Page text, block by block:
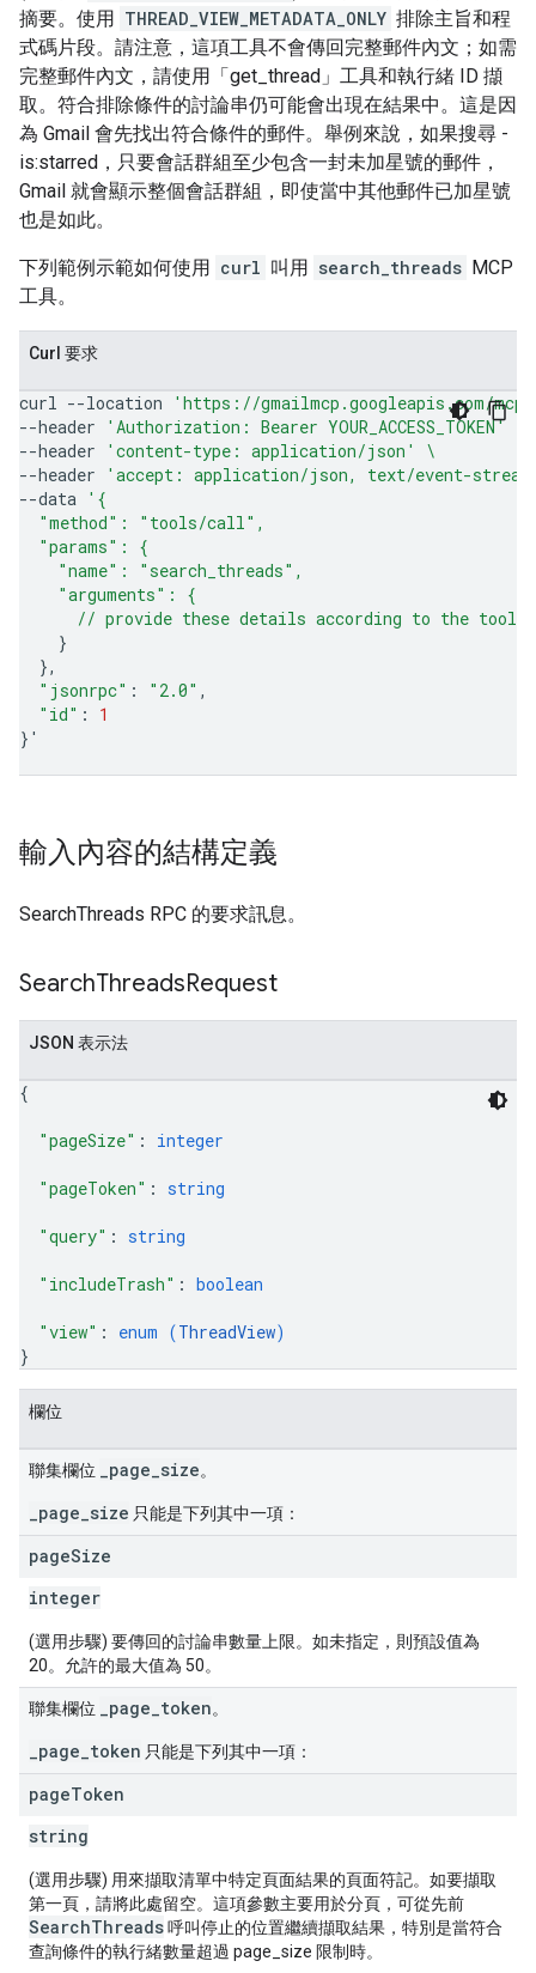
摘要。使用 THREAD_VIEW_METADATA_ONLY 排除主旨和程
式碼片段。請注意，這項工具不會傳回完整郵件內文；如需
完整郵件內文，請使用「get_thread」工具和執行緒 ID 擷
取。符合排除條件的討論串仍可能會出現在結果中。這是因
為 Gmail 會先找出符合條件的郵件。舉例來說，如果搜尋 -
is:starred，只要會話群組至少包含一封未加星號的郵件，
Gmail 就會顯示整個會話群組，即使當中其他郵件已加星號
也是如此。
下列範例示範如何使用 curl 叫用 search_threads MCP
工具。
Curl 要求
curl --location
'https://gmailmcp.googleapis.com/
--header
'Authorization: Bearer YOUR_ACCESS_TOKEN'
--header
'content-type: application/json'
\
--header
'accept: application/json, text/event-
--data '{
  "method": "tools/call",
  "params": {
    "name": "search_threads",
    "arguments": {
      // provide these details according to the tool'
}
}
"jsonrpc" : "2.0"
"id" :
1
} '
輸入內容的結構定義
SearchThreads RPC 的要求訊息。
SearchThreadsRequest
JSON 表示法
{
"pageSize" : integer
"pageToken" : string
"query" : string
"includeTrash" : boolean
"view" : enum (ThreadView)
}
欄位
聯集欄位 _page_size。
_page_size 只能是下列其中一項：
pageSize
integer
(選用步驟) 要傳回的討論串數量上限。如未指定，則預設值為
20。允許的最大值為 50。
聯集欄位 _page_token。
_page_token 只能是下列其中一項：
pageToken
string
(選用步驟) 用來擷取清單中特定頁面結果的頁面符記。如要擷取
第一頁，請將此處留空。這項參數主要用於分頁，可從先前
SearchThreads呼叫停止的位置繼續擷取結果，特別是當符合
查詢條件的執行緒數量超過 page_size 限制時。